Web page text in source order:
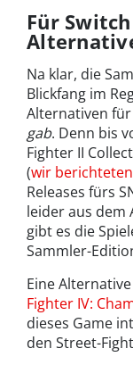
Für
Na klar, die
Blickfang im
Alternativen
gab. Denn bis
Fighter II
(wir berichteten
Releases fürs
leider aus dem
gibt es die
Sammler-
Eine
Fighter IV:
dieses Game
den Street-